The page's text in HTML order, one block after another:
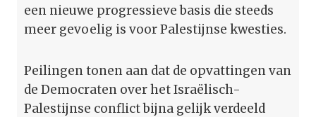
een nieuwe progressieve basis die steeds
meer gevoelig is voor Palestijnse kwesties.
Peilingen tonen aan dat de opvattingen van
de Democraten over het Israëlisch-
Palestijnse conflict bijna gelijk verdeeld